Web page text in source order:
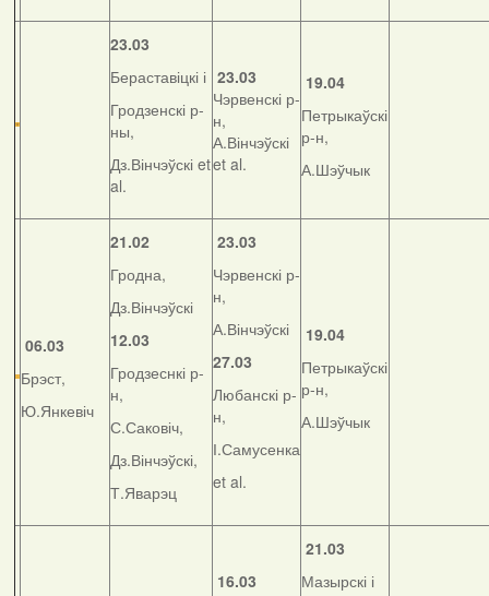
23.03
Бераставіцкі і
Гродзенскі р-
ны,
Дз.Вінчэўскі et
al.
23.03
Чэрвенскі р-
н,
А.Вінчэўскі
et al.
19.04
Петрыкаўскі
р-н,
А.Шэўчык
06.03
Брэст,
Ю.Янкевіч
21.02
Гродна,
Дз.Вінчэўскі
12.03
Гродзеснкі р-
н,
С.Саковіч,
Дз.Вінчэўскі,
Т.Яварэц
23.03
Чэрвенскі р-
н,
А.Вінчэўскі
27.03
Любанскі р-
н,
І.Самусенка
et al.
19.04
Петрыкаўскі
р-н,
А.Шэўчык
16.03
21.03
Мазырскі і